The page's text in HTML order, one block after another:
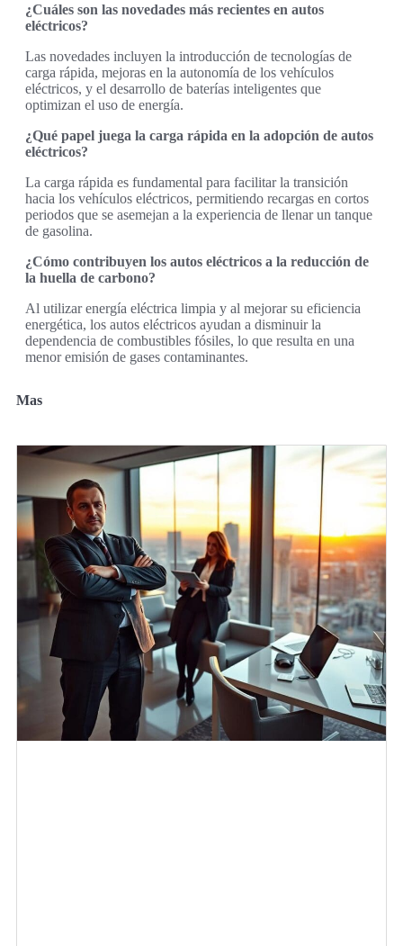
¿Cuáles son las novedades más recientes en autos
eléctricos?
Las novedades incluyen la introducción de tecnologías de
carga rápida, mejoras en la autonomía de los vehículos
eléctricos, y el desarrollo de baterías inteligentes que
optimizan el uso de energía.
¿Qué papel juega la carga rápida en la adopción de autos
eléctricos?
La carga rápida es fundamental para facilitar la transición
hacia los vehículos eléctricos, permitiendo recargas en cortos
periodos que se asemejan a la experiencia de llenar un tanque
de gasolina.
¿Cómo contribuyen los autos eléctricos a la reducción de
la huella de carbono?
Al utilizar energía eléctrica limpia y al mejorar su eficiencia
energética, los autos eléctricos ayudan a disminuir la
dependencia de combustibles fósiles, lo que resulta en una
menor emisión de gases contaminantes.
Mas